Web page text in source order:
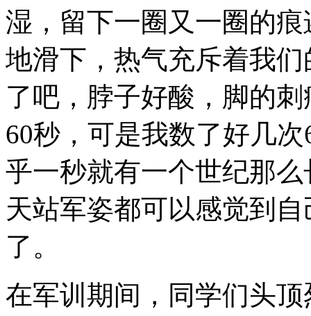
湿，留下一圈又一圈的
地滑下，热气充斥着我
了吧，脖子好酸，脚的
60秒，可是我数了好几
乎一秒就有一个世纪那
天站军姿都可以感觉到
了。
在军训期间，同学们头